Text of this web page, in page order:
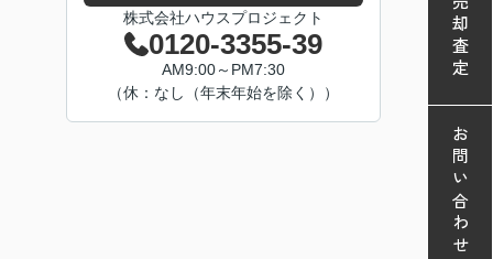
株式会社ハウスプロジェクト
0120-3355-39
AM9:00～PM7:30
（休：なし（年末年始を除く））
売却査定
お問い合わせ